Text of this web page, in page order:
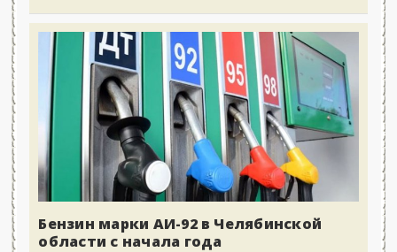
Бензин марки АИ-92 в Челябинской
области с начала года